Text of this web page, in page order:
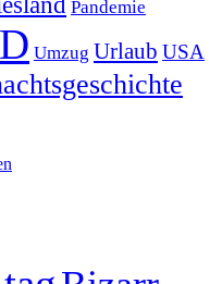
Pandemie
Umzug Urlaub USA